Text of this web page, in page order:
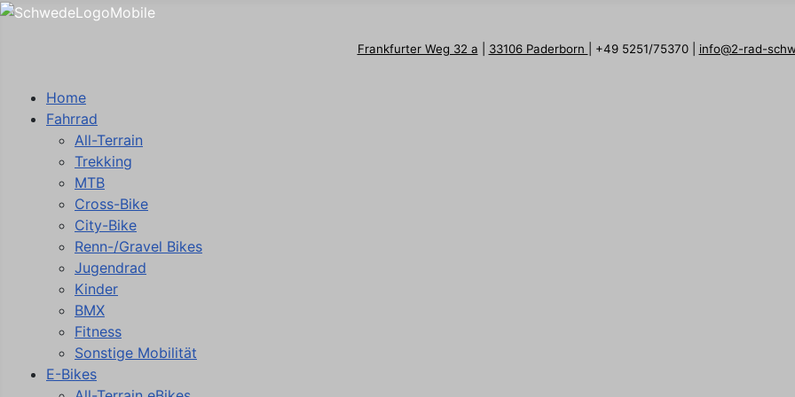
Frankfurter Weg 32 a 33106 Paderborn | +49 5251/75370 | info@2-rad-
Home
Fahrrad
All-Terrain
Trekking
MTB
Cross-Bike
City-Bike
Renn-/Gravel Bikes
Jugendrad
Kinder
BMX
Fitness
Sonstige Mobilität
E-Bikes